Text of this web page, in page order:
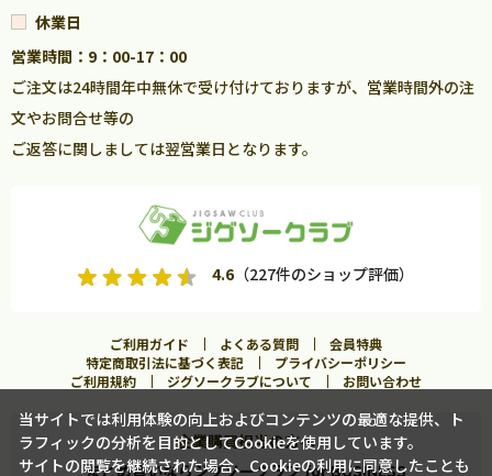
休業日
営業時間：9：00-17：00
ご注文は24時間年中無休で受け付けておりますが、営業時間外の注
文やお問合せ等の
ご返答に関しましては翌営業日となります。
4.6（227件のショップ評価）
ご利用ガイド よくある質問
会員特典
特定商取引法に基づく表記
プライバシーポリシー
ご利用規約
ジグソークラブについて お問い合わせ
企業購買担当の方へ
まとめ買いならジグソークラブ for BUSINESS
当サイトでは利用体験の向上およびコンテンツの最適な提供、ト
ラフィックの分析を目的としてCookieを使用しています。
サイトの閲覧を継続された場合、Cookieの利用に同意したことも